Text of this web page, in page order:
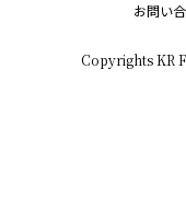
お問い
Copyrights KR